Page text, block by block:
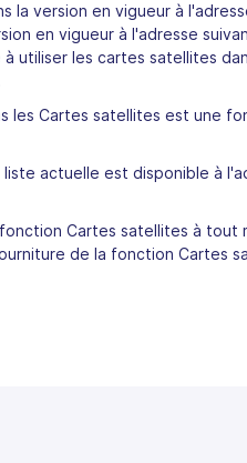
la version en vigueur à
en vigueur à l'adresse
utiliser les cartes satellites
les Cartes satellites est une
actuelle est disponible à
Cartes satellites à tout
de la fonction Cartes